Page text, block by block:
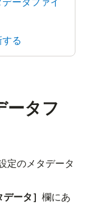
る
タフ
定のメタデータ
ータ］ 欄にあ